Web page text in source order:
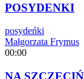
POSYDENKI
posydeńki
Małgorzata Frymus
00:00
NA